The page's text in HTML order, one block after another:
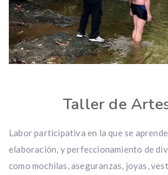
Taller de
Labor participativa en la que se
elaboración, y perfeccionamiento de
como mochilas, aseguranzas, joyas,